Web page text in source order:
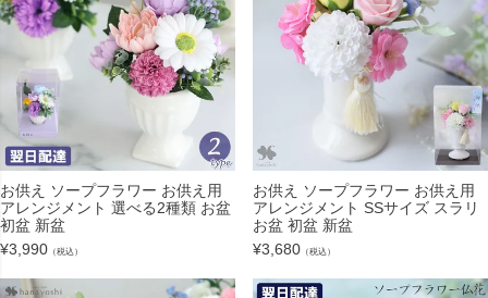
お供え ソープフラワー お供え用
アレンジメント 選べる2種類 お盆
初盆 新盆
¥3,990 （税込）
お供え ソープフラワー お供え用
アレンジメント SSサイズ スラリ
お盆 初盆 新盆
¥3,680 （税込）